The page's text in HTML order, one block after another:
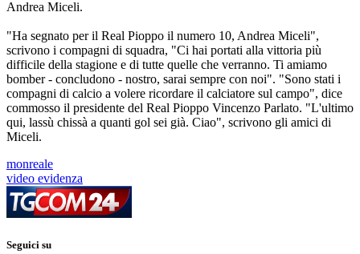
Andrea Miceli.
"Ha segnato per il Real Pioppo il numero 10, Andrea Miceli",
scrivono i compagni di squadra, "Ci hai portati alla vittoria più
difficile della stagione e di tutte quelle che verranno. Ti amiamo
bomber - concludono - nostro, sarai sempre con noi". "Sono stati i
compagni di calcio a volere ricordare il calciatore sul campo", dice
commosso il presidente del Real Pioppo Vincenzo Parlato. "L'ultimo
qui, lassù chissà a quanti gol sei già. Ciao", scrivono gli amici di
Miceli.
monreale
video evidenza
Seguici su